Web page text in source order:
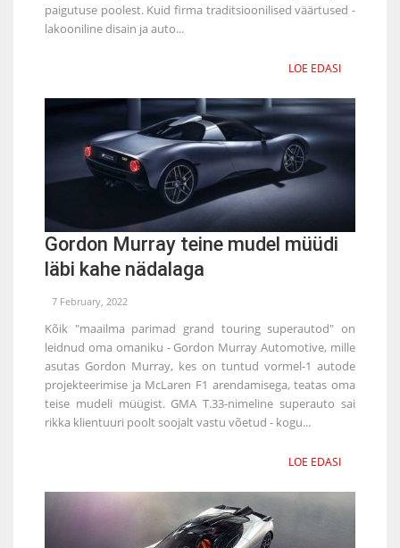
paigutuse poolest. Kuid firma traditsioonilised väärtused -
lakooniline disain ja auto...
LOE EDASI
Gordon Murray teine mudel müüdi
läbi kahe nädalaga
7 February, 2022
Kõik "maailma parimad grand touring superautod" on
leidnud oma omaniku - Gordon Murray Automotive, mille
asutas Gordon Murray, kes on tuntud vormel-1 autode
projekteerimise ja McLaren F1 arendamisega, teatas oma
teise mudeli müügist. GMA T.33-nimeline superauto sai
rikka klientuuri poolt soojalt vastu võetud - kogu...
LOE EDASI